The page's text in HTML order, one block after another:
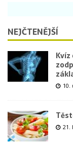
NEJČTENĚJŠÍ
10.
21.